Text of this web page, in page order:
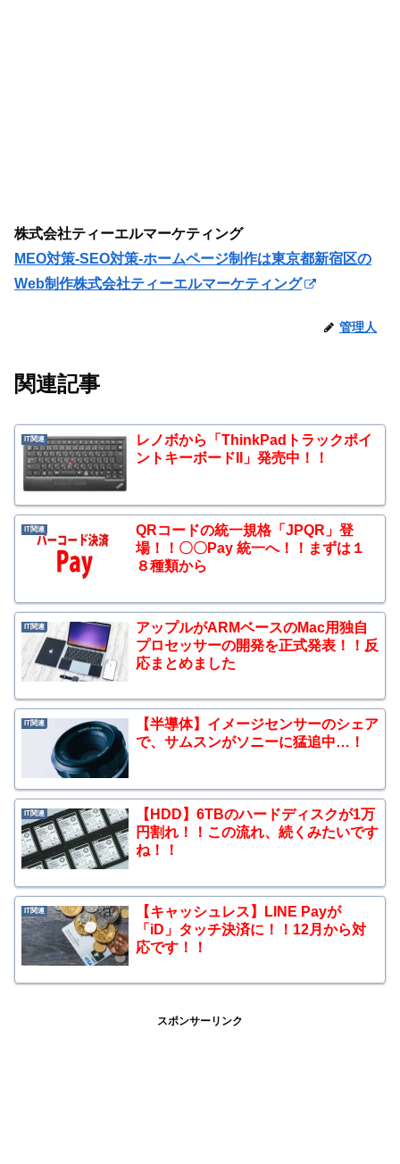
株式会社ティーエルマーケティング
MEO対策-SEO対策-ホームページ制作は東京都新宿区の
Web制作株式会社ティーエルマーケティング
管理人
関連記事
IT関連
レノボから「ThinkPadトラックポイ
ントキーボードII」発売中！！
IT関連
QRコードの統一規格「JPQR」登
場！！〇〇Pay 統一へ！！まずは１
８種類から
IT関連
アップルがARMベースのMac用独自
プロセッサーの開発を正式発表！！反
応まとめました
IT関連
【半導体】イメージセンサーのシェア
で、サムスンがソニーに猛追中…！
IT関連
【HDD】6TBのハードディスクが1万
円割れ！！この流れ、続くみたいです
ね！！
IT関連
【キャッシュレス】LINE Payが
「iD」タッチ決済に！！12月から対
応です！！
スポンサーリンク